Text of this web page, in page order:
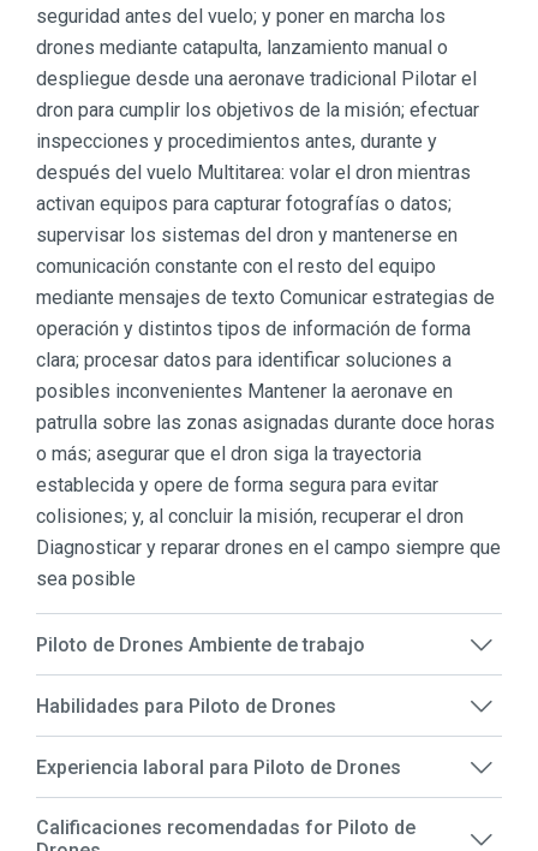
seguridad antes del vuelo; y poner en marcha los
drones mediante catapulta, lanzamiento manual o
despliegue desde una aeronave tradicional Pilotar el
dron para cumplir los objetivos de la misión; efectuar
inspecciones y procedimientos antes, durante y
después del vuelo Multitarea: volar el dron mientras
activan equipos para capturar fotografías o datos;
supervisar los sistemas del dron y mantenerse en
comunicación constante con el resto del equipo
mediante mensajes de texto Comunicar estrategias de
operación y distintos tipos de información de forma
clara; procesar datos para identificar soluciones a
posibles inconvenientes Mantener la aeronave en
patrulla sobre las zonas asignadas durante doce horas
o más; asegurar que el dron siga la trayectoria
establecida y opere de forma segura para evitar
colisiones; y, al concluir la misión, recuperar el dron
Diagnosticar y reparar drones en el campo siempre que
sea posible
Piloto de Drones Ambiente de trabajo
Habilidades para Piloto de Drones
Experiencia laboral para Piloto de Drones
Calificaciones recomendadas for Piloto de